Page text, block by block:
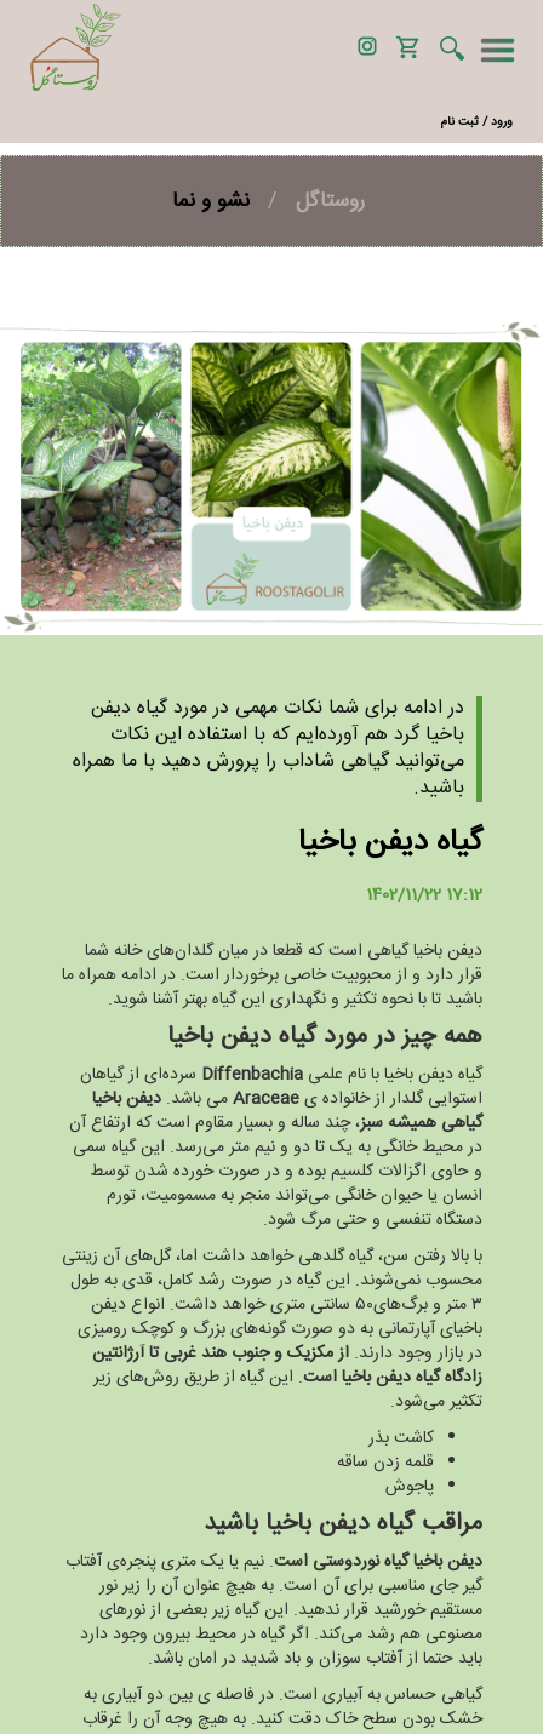
ورود / ثبت نام
روستاگل / نشو و نما
در ادامه برای شما نکات مهمی در مورد گیاه دیفن
باخیا گرد هم آورده‌ایم که با استفاده این نکات
می‌توانید گیاهی شاداب را پرورش دهید با ما همراه
باشید.
گیاه دیفن باخیا
1402/11/22 17:12
دیفن باخیا گیاهی است که قطعا در میان گلدان‌های خانه شما
قرار دارد و از محبوبیت خاصی برخوردار است. در ادامه همراه ما
باشید تا با نحوه تکثیر و نگهداری این گیاه بهتر آشنا شوید.
همه چیز در مورد گیاه دیفن باخیا
گیاه دیفن باخیا با نام علمی Diffenbachia سرده‌ای از گیاهان
استوایی گلدار از خانواده یAraceaeمی باشد. دیفن باخیا
گیاهی همیشه سبز، چند ساله و بسیار مقاوم است که ارتفاع آن
در محیط خانگی به یک تا دو و نیم متر می‌رسد. این گیاه سمی
و حاوی اگزالات کلسیم بوده و در صورت خورده شدن توسط
انسان یا حیوان خانگی می‌تواند منجر به مسمومیت، تورم
دستگاه تنفسی و حتی مرگ شود.
با بالا رفتن سن، گیاه گلدهی خواهد داشت اما، گل‌های آن زینتی
محسوب نمی‌شوند. این گیاه در صورت رشد کامل، قدی به طول
۳ متر و برگ‌های۵۰ سانتی متری خواهد داشت. انواع دیفن
باخیای آپارتمانی به دو صورت گونه‌های بزرگ و کوچک رومیزی
در بازار وجود دارند. از مکزیک و جنوب هند غربی تا آرژانتین
زادگاه گیاه دیفن باخیا است. این گیاه از طریق روش‌های زیر
تکثیر می‌شود.
کاشت بذر
قلمه زدن ساقه
پاجوش
مراقب گیاه دیفن باخیا باشید
دیفن باخیا گیاه نوردوستی است. نیم یا یک متری پنجره‌ی آفتاب
گیر جای مناسبی برای آن است. به هیچ عنوان آن را زیر نور
مستقیم خورشید قرار ندهید. این گیاه زیر بعضی از نور‌های
مصنوعی هم رشد می‌کند. اگر گیاه در محیط بیرون وجود دارد
باید حتما از آفتاب سوزان و باد شدید در امان باشد.
گیاهی حساس به آبیاری است. در فاصله ی بین دو آبیاری به
خشک بودن سطح خاک دقت کنید. به هیچ وجه آن را غرقاب